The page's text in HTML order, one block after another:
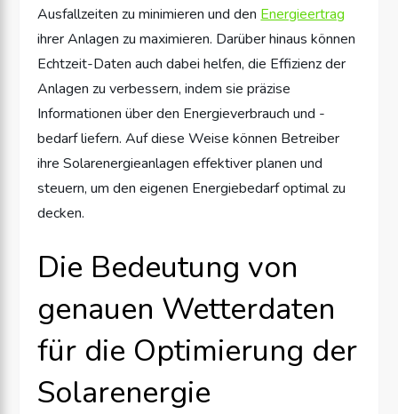
Ausfallzeiten zu minimieren und den Energieertrag
ihrer Anlagen zu maximieren. Darüber hinaus können
Echtzeit-Daten auch dabei helfen, die Effizienz der
Anlagen zu verbessern, indem sie präzise
Informationen über den Energieverbrauch und -
bedarf liefern. Auf diese Weise können Betreiber
ihre Solarenergieanlagen effektiver planen und
steuern, um den eigenen Energiebedarf optimal zu
decken.
Die Bedeutung von
genauen Wetterdaten
für die Optimierung der
Solarenergie